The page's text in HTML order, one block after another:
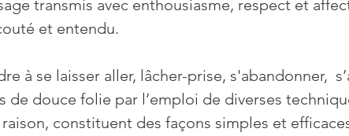
et entendu.
de douce folie par l’emploi de diverses
raison, constituent des façons simples et